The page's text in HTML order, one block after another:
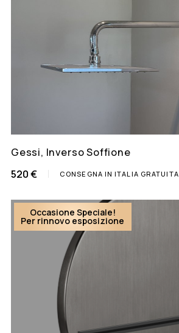
Gessi, Inverso Soffione
520 €
CONSEGNA IN ITALIA GRATUITA
Occasione Speciale!
Per rinnovo esposizione